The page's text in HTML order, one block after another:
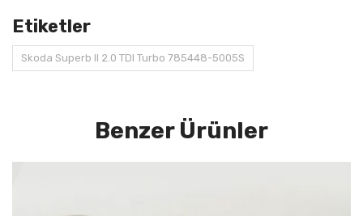
Etiketler
Skoda Superb II 2.0 TDI Turbo 785448-5005S
Benzer Ürünler